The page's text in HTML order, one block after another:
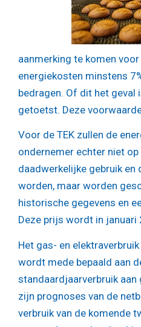
aanmerking te komen
energiekosten minstens
bedragen. Of dit het geval
getoetst. Deze
Voor de TEK zullen de
ondernemer echter niet
daadwerkelijke gebruik en
worden, maar worden
historische gegevens en
Deze prijs wordt in januari
Het gas- en
wordt mede bepaald aan
standaardjaarverbruik
zijn prognoses van de
verbruik van de komende